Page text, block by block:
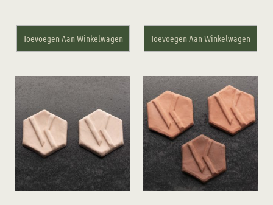
Toevoegen Aan Winkelwagen Toevoegen Aan Winkelwagen